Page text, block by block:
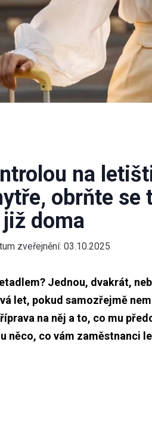
na
obrňte se
doma
zveřejnění: 03.10.2025
Jednou, dvakrát,
let, pokud samozřejmě
na něj a to, co mu
něco, co vám zaměstnanci